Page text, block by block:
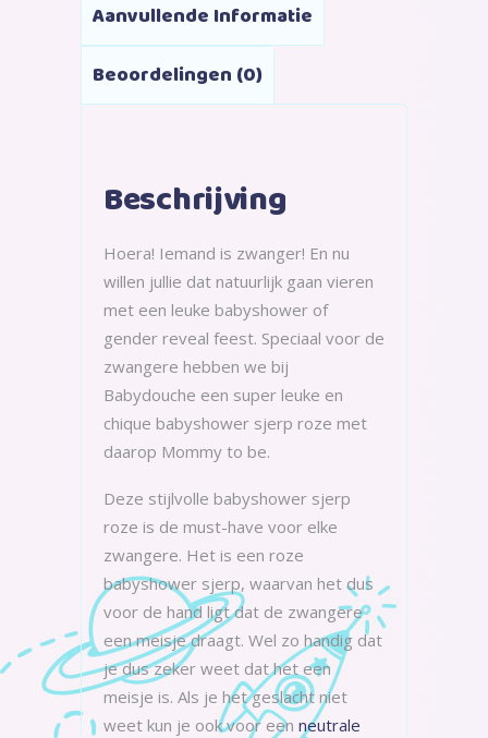
Aanvullende Informatie
Beoordelingen (0)
Beschrijving
Hoera! Iemand is zwanger! En nu
willen jullie dat natuurlijk gaan vieren
met een leuke babyshower of
gender reveal feest. Speciaal voor de
zwangere hebben we bij
Babydouche een super leuke en
chique babyshower sjerp roze met
daarop Mommy to be.
Deze stijlvolle babyshower sjerp
roze is de must-have voor elke
zwangere. Het is een roze
babyshower sjerp, waarvan het dus
voor de hand ligt dat de zwangere
een meisje draagt. Wel zo handig dat
je dus zeker weet dat het een
meisje is. Als je het geslacht niet
weet kun je ook voor een neutrale